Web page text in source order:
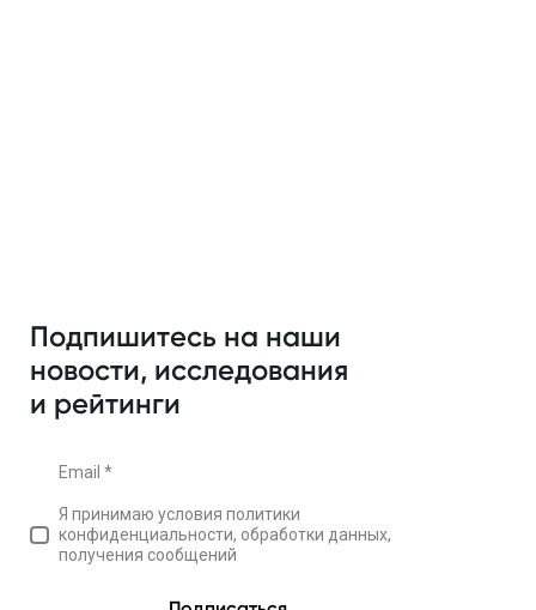
Подпишитесь на наши
новости, исследования
и рейтинги
Email *
Я принимаю условия политики
конфиденциальности, обработки данных,
получения сообщений